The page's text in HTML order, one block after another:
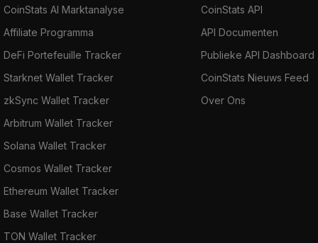
CoinStats AI Marktanalyse
Affiliate Programma
DeFi Portefeuille Tracker
Starknet Wallet Tracker
zkSync Wallet Tracker
Arbitrum Wallet Tracker
Solana Wallet Tracker
Cosmos Wallet Tracker
Ethereum Wallet Tracker
Base Wallet Tracker
TON Wallet Tracker
CoinStats API
API Documenten
Publieke API Dashboard
CoinStats Nieuws Feed
Over Ons